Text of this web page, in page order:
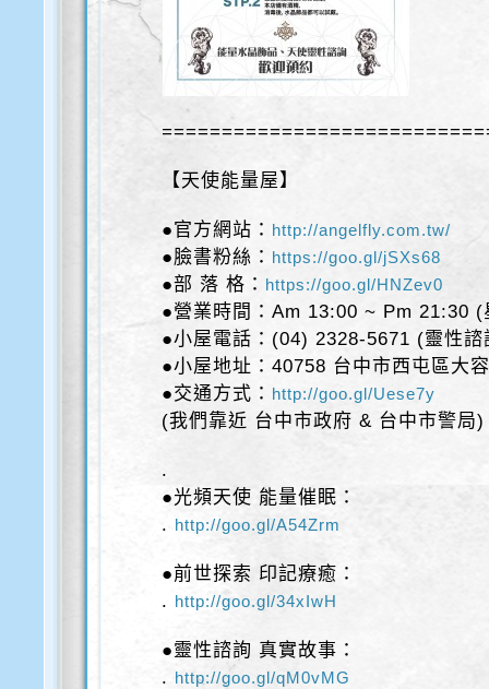
【天使能量屋】
●官方網站： http://angelfly.com.tw/
●臉書粉絲： https://goo.gl/jSXs68
●部 落 格： https://goo.gl/HNZev0
●營業時間：Am 13:00 ~ Pm 21:30 (
●小屋電話：(04) 2328-5671 (靈性
●小屋地址：40758 台中市西屯區大
●交通方式： http://goo.gl/Uese7y
(我們靠近 台中市政府 & 台中市警局)
.
●光頻天使 能量催眠：
. http://goo.gl/A54Zrm
●前世探索 印記療癒：
. http://goo.gl/34xIwH
●靈性諮詢 真實故事：
. http://goo.gl/qM0vMG